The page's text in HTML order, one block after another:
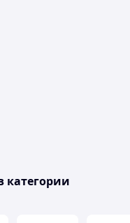
категории